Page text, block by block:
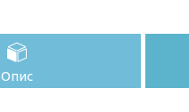
Опис